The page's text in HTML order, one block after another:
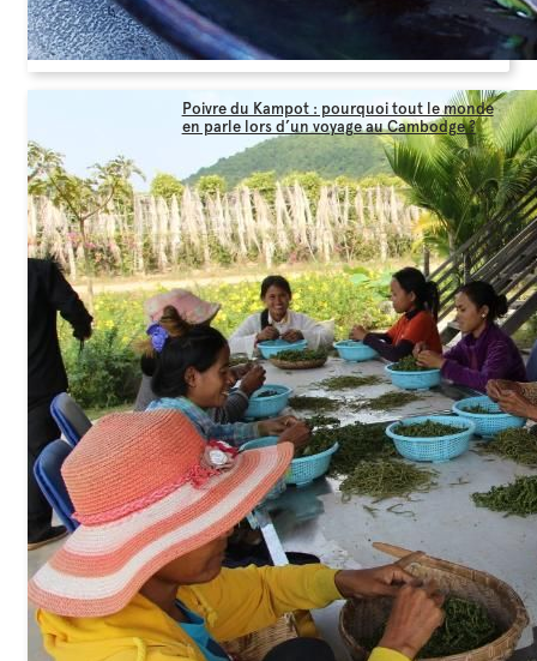
Poivre du Kampot : pourquoi tout le monde
en parle lors d’un voyage au Cambodge ?